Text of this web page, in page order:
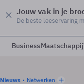
Jouw vak in je
De beste leeservaring
BusinessMaatschappij
Nieuws
Netwerken